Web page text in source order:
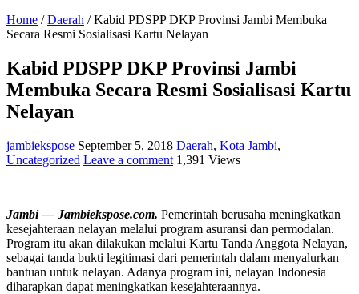
Home / Daerah / Kabid PDSPP DKP Provinsi Jambi Membuka
Secara Resmi Sosialisasi Kartu Nelayan
Kabid PDSPP DKP Provinsi Jambi
Membuka Secara Resmi Sosialisasi Kartu
Nelayan
jambiekspose September 5, 2018 Daerah, Kota Jambi,
Uncategorized Leave a comment 1,391 Views
Jambi — Jambiekspose.com. Pemerintah berusaha meningkatkan
kesejahteraan nelayan melalui program asuransi dan permodalan.
Program itu akan dilakukan melalui Kartu Tanda Anggota Nelayan,
sebagai tanda bukti legitimasi dari pemerintah dalam menyalurkan
bantuan untuk nelayan. Adanya program ini, nelayan Indonesia
diharapkan dapat meningkatkan kesejahteraannya.